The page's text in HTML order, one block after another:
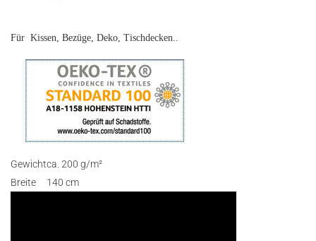
Für Kissen, Bezüge, Deko, Tischdecken..
Gewichtca. 200 g/m²
Breite
140 cm